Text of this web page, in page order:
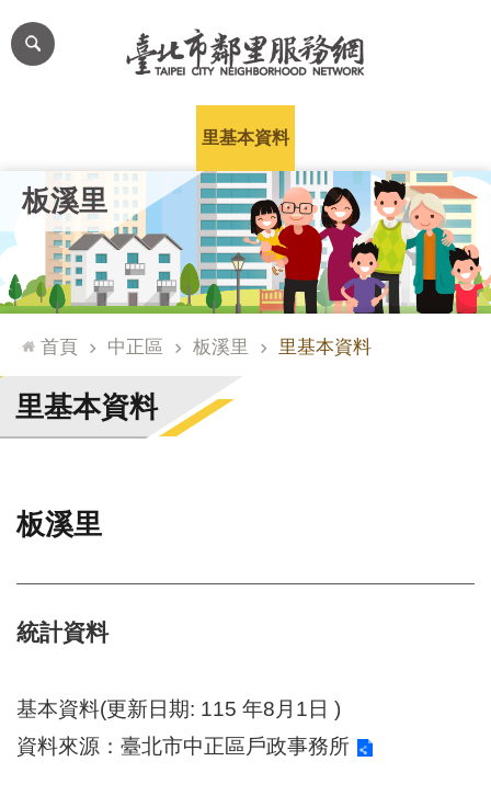
跳到主要內容區塊
網
站
台
通
臺
北
市
門
整
檢
索
統
文
化
板溪里
里基本資料
首頁 中正區 板溪里 里基本資料
里基本資料
板溪里
統計資料
基本資料(更新日期: 115 年8月1日 )
資料來源： 臺北市中正區戶政事務所